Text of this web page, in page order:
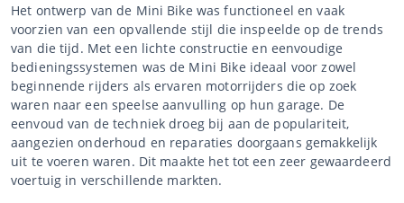
Het ontwerp van de Mini Bike was functioneel en vaak
voorzien van een opvallende stijl die inspeelde op de trends
van die tijd. Met een lichte constructie en eenvoudige
bedieningssystemen was de Mini Bike ideaal voor zowel
beginnende rijders als ervaren motorrijders die op zoek
waren naar een speelse aanvulling op hun garage. De
eenvoud van de techniek droeg bij aan de populariteit,
aangezien onderhoud en reparaties doorgaans gemakkelijk
uit te voeren waren. Dit maakte het tot een zeer gewaardeerd
voertuig in verschillende markten.